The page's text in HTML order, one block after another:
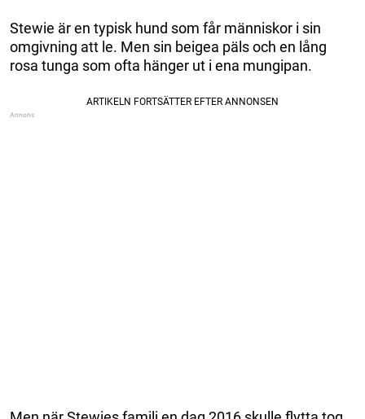
Stewie är en typisk hund som får människor i sin
omgivning att le. Men sin beigea päls och en lång
rosa tunga som ofta hänger ut i ena mungipan.